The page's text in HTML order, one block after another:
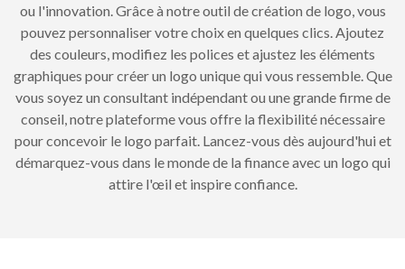
ou l'innovation. Grâce à notre outil de création de logo, vous
pouvez personnaliser votre choix en quelques clics. Ajoutez
des couleurs, modifiez les polices et ajustez les éléments
graphiques pour créer un logo unique qui vous ressemble. Que
vous soyez un consultant indépendant ou une grande firme de
conseil, notre plateforme vous offre la flexibilité nécessaire
pour concevoir le logo parfait. Lancez-vous dès aujourd'hui et
démarquez-vous dans le monde de la finance avec un logo qui
attire l'œil et inspire confiance.